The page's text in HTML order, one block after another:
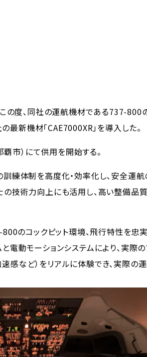
の度、同社の運航機材である737-800
の最新機材「CAE7000XR」を導入した。
市）にて供用を開始する。
練体制を高度化・効率化し、安全運
の技術力向上にも活用し、高い整備品
のコックピット環境、飛行特性を忠
電動モーションシステムにより、実際の
感など）をリアルに体験でき、実際の